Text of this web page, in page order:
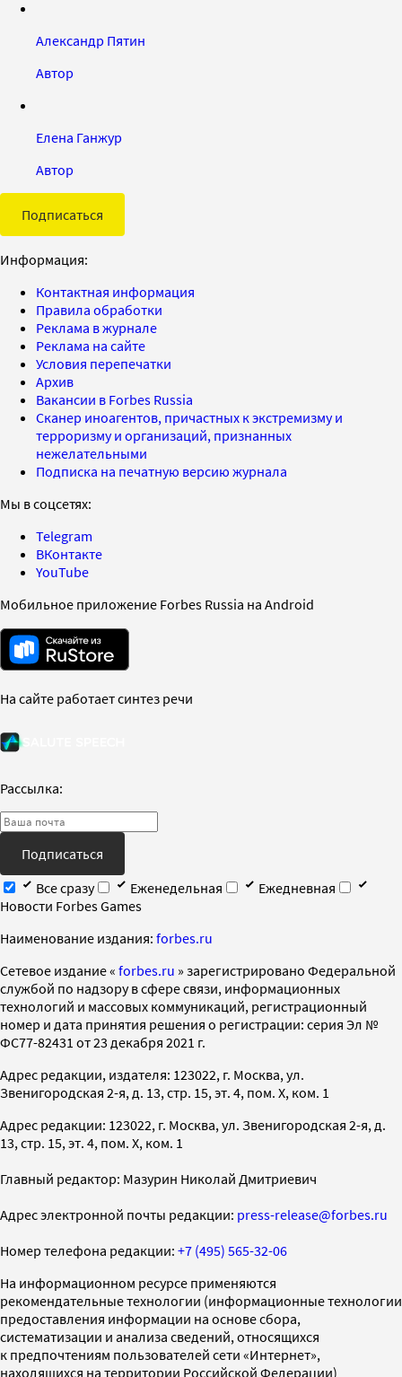
Александр Пятин
Автор
Елена Ганжур
Автор
Подписаться
Информация:
Контактная информация
Правила обработки
Реклама в журнале
Реклама на сайте
Условия перепечатки
Архив
Вакансии в Forbes Russia
Сканер иноагентов, причастных к экстремизму и
терроризму и организаций, признанных
нежелательными
Подписка на печатную версию журнала
Мы в соцсетях:
Telegram
ВКонтакте
YouTube
Мобильное приложение Forbes Russia на Android
На сайте работает синтез речи
Рассылка:
Подписаться
Все сразу
Еженедельная
Ежедневная
Новости Forbes Games
Наименование издания: forbes.ru
Cетевое издание « forbes.ru » зарегистрировано Федеральной
службой по надзору в сфере связи, информационных
технологий и массовых коммуникаций, регистрационный
номер и дата принятия решения о регистрации: серия Эл №
ФС77-82431 от 23 декабря 2021 г.
Адрес редакции, издателя: 123022, г. Москва, ул.
Звенигородская 2-я, д. 13, стр. 15, эт. 4, пом. X, ком. 1
Адрес редакции: 123022, г. Москва, ул. Звенигородская 2-я, д.
13, стр. 15, эт. 4, пом. X, ком. 1
Главный редактор: Мазурин Николай Дмитриевич
Адрес электронной почты редакции: press-release@forbes.ru
Номер телефона редакции: +7 (495) 565-32-06
На информационном ресурсе применяются
рекомендательные технологии (информационные технологии
предоставления информации на основе сбора,
систематизации и анализа сведений, относящихся
к предпочтениям пользователей сети «Интернет»,
находящихся на территории Российской Федерации)